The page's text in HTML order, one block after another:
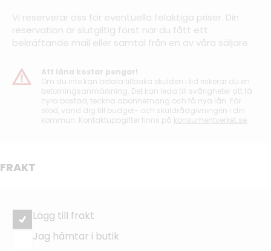
Vi reserverar oss för eventuella felaktiga priser. Din
reservation är slutgiltig först när du fått ett
bekräftande mail eller samtal från en av våra säljare.
Att låna kostar pengar!
Om du inte kan betala tillbaka skulden i tid riskerar du en
betalningsanmärkning. Det kan leda till svårigheter att få
hyra bostad, teckna abonnemang och få nya lån. För
stöd, vänd dig till budget- och skuldrådgivningen i din
kommun. Kontaktuppgifter finns på konsumentverket.se
FRAKT
Lägg till frakt
Jag hämtar i butik